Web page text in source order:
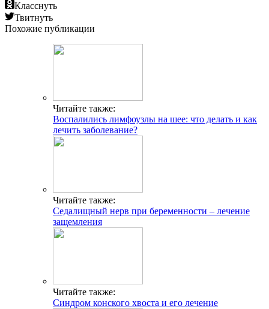
Класснуть
Твитнуть
Похожие публикации
Читайте также:
Воспалились лимфоузлы на шее: что делать и как
лечить заболевание?
Читайте также:
Седалищный нерв при беременности – лечение
защемления
Читайте также:
Синдром конского хвоста и его лечение